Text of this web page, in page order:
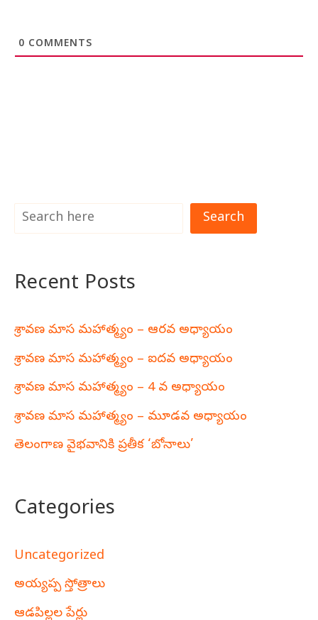
0 COMMENTS
Search
Recent Posts
శ్రావణ మాస మహాత్మ్యం – ఆరవ అధ్యాయం
శ్రావణ మాస మహాత్మ్యం – ఐదవ అధ్యాయం
శ్రావణ మాస మహాత్మ్యం – 4 వ అధ్యాయం
శ్రావణ మాస మహాత్మ్యం – మూడవ అధ్యాయం
తెలంగాణ వైభవానికి ప్రతీక ‘బోనాలు’
Categories
Uncategorized
అయ్యప్ప స్తోత్రాలు
ఆడపిల్లల పేర్లు